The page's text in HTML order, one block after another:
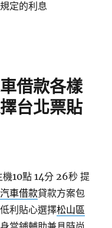
定的利息
借款各樣
台北票貼
10點 14分 26秒 提
車借款貸款方案包
利貼心選擇松山區